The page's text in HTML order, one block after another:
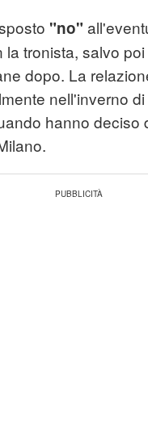
"no"
tronista, salvo
dopo. La
nell'inverno
hanno deciso